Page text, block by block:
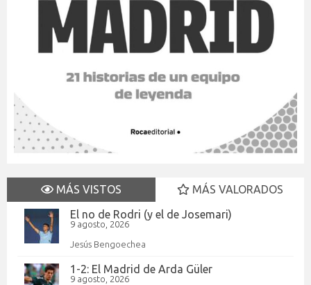
MÁS VISTOS
MÁS VALORADOS
El no de Rodri (y el de Josemari)
9 agosto, 2026
Jesús Bengoechea
1-2: El Madrid de Arda Güler
9 agosto, 2026